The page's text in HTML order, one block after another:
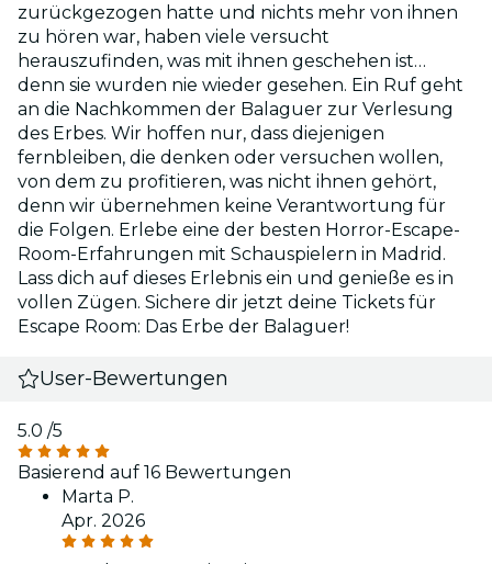
zurückgezogen hatte und nichts mehr von ihnen
zu hören war, haben viele versucht
herauszufinden, was mit ihnen geschehen ist…
denn sie wurden nie wieder gesehen. Ein Ruf geht
an die Nachkommen der Balaguer zur Verlesung
des Erbes. Wir hoffen nur, dass diejenigen
fernbleiben, die denken oder versuchen wollen,
von dem zu profitieren, was nicht ihnen gehört,
denn wir übernehmen keine Verantwortung für
die Folgen. Erlebe eine der besten Horror-Escape-
Room-Erfahrungen mit Schauspielern in Madrid.
Lass dich auf dieses Erlebnis ein und genieße es in
vollen Zügen. Sichere dir jetzt deine Tickets für
Escape Room: Das Erbe der Balaguer!
User-Bewertungen
5.0 /5
Basierend auf 16 Bewertungen
Marta P.
Apr. 2026